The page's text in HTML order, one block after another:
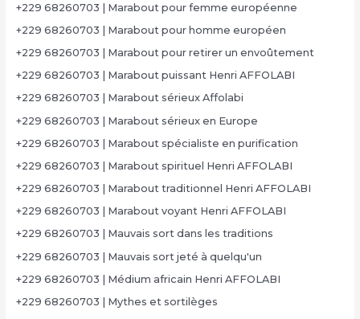
+229 68260703 | Marabout pour femme européenne
+229 68260703 | Marabout pour homme européen
+229 68260703 | Marabout pour retirer un envoûtement
+229 68260703 | Marabout puissant Henri AFFOLABI
+229 68260703 | Marabout sérieux Affolabi
+229 68260703 | Marabout sérieux en Europe
+229 68260703 | Marabout spécialiste en purification
+229 68260703 | Marabout spirituel Henri AFFOLABI
+229 68260703 | Marabout traditionnel Henri AFFOLABI
+229 68260703 | Marabout voyant Henri AFFOLABI
+229 68260703 | Mauvais sort dans les traditions
+229 68260703 | Mauvais sort jeté à quelqu'un
+229 68260703 | Médium africain Henri AFFOLABI
+229 68260703 | Mythes et sortilèges